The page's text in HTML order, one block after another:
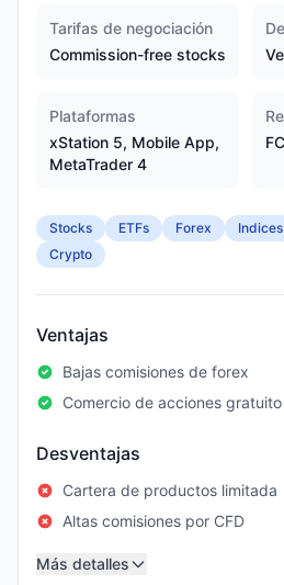
Tarifas de negociación
Commission-free stocks
Plataformas
xStation 5, Mobile App,
MetaTrader 4
Stocks ETFs Forex Indices
Crypto
Ventajas
Bajas comisiones de forex
Comercio de acciones gratuito
Desventajas
Cartera de productos limitada
Altas comisiones por CFD
Más detalles